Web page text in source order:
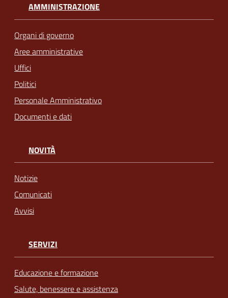
AMMINISTRAZIONE
Organi di governo
Aree amministrative
Uffici
Politici
Personale Amministrativo
Documenti e dati
NOVITÀ
Notizie
Comunicati
Avvisi
SERVIZI
Educazione e formazione
Salute, benessere e assistenza